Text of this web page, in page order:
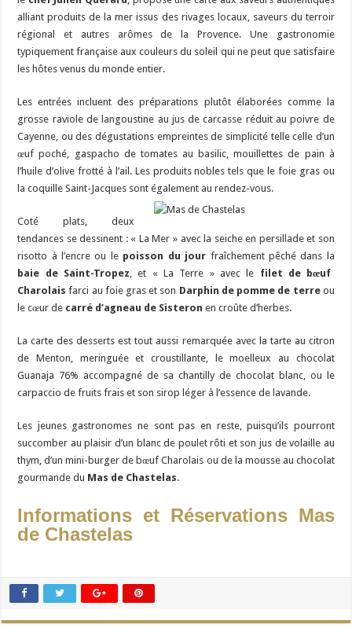
alliant produits de la mer issus des rivages locaux, saveurs du terroir
régional et autres arômes de la Provence. Une gastronomie
typiquement française aux couleurs du soleil qui ne peut que satisfaire
les hôtes venus du monde entier.
Les entrées incluent des préparations plutôt élaborées comme la
grosse raviole de langoustine au jus de carcasse réduit au poivre de
Cayenne, ou des dégustations empreintes de simplicité telle celle d’un
œuf poché, gaspacho de tomates au basilic, mouillettes de pain à
l’huile d’olive frotté à l’ail. Les produits nobles tels que le foie gras ou
la coquille Saint-Jacques sont également au rendez-vous.
Coté plats, deux
tendances se dessinent : « La Mer » avec la seiche en persillade et son
risotto à l’encre ou le poisson du jour fraîchement pêché dans la
baie de Saint-Tropez, et « La Terre » avec le filet de bœuf
Charolais farci au foie gras et son Darphin de pomme de terreou
le cœur de carré d’agneau de Sisteron en croûte d’herbes.
La carte des desserts est tout aussi remarquée avec la tarte au citron
de Menton, meringuée et croustillante, le moelleux au chocolat
Guanaja 76% accompagné de sa chantilly de chocolat blanc, ou le
carpaccio de fruits frais et son sirop léger à l’essence de lavande.
Les jeunes gastronomes ne sont pas en reste, puisqu’ils pourront
succomber au plaisir d’un blanc de poulet rôti et son jus de volaille au
thym, d’un mini-burger de bœuf Charolais ou de la mousse au chocolat
gourmande du Mas de Chastelas.
Informations et Réservations Mas
de Chastelas